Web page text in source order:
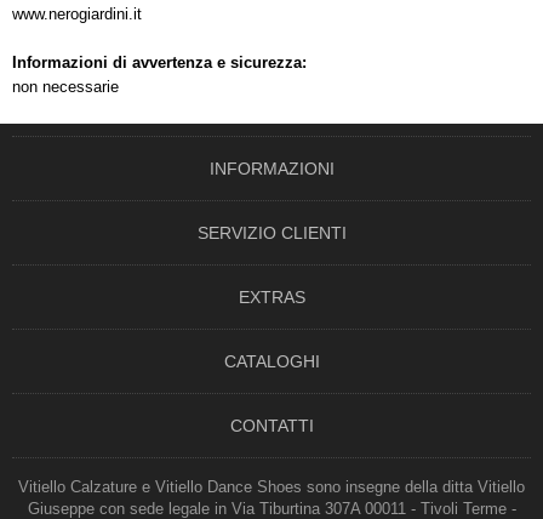
www.nerogiardini.it
Informazioni di avvertenza e sicurezza:
non necessarie
INFORMAZIONI
SERVIZIO CLIENTI
EXTRAS
CATALOGHI
CONTATTI
Vitiello Calzature e Vitiello Dance Shoes sono insegne della ditta Vitiello
Giuseppe con sede legale in Via Tiburtina 307A 00011 - Tivoli Terme -